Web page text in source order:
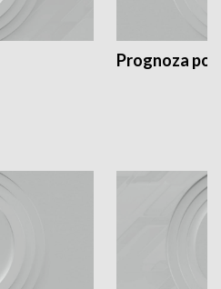
Prognoza